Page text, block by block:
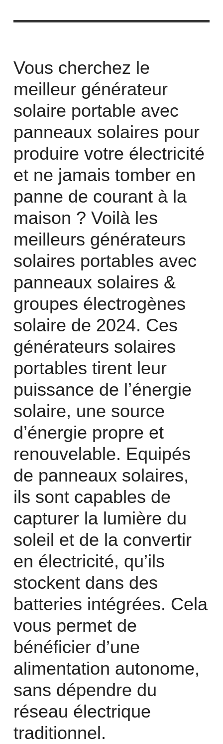
Vous cherchez le
meilleur générateur
solaire portable avec
panneaux solaires pour
produire votre électricité
et ne jamais tomber en
panne de courant à la
maison ? Voilà les
meilleurs générateurs
solaires portables avec
panneaux solaires &
groupes électrogènes
solaire de 2024. Ces
générateurs solaires
portables tirent leur
puissance de l’énergie
solaire, une source
d’énergie propre et
renouvelable. Equipés
de panneaux solaires,
ils sont capables de
capturer la lumière du
soleil et de la convertir
en électricité, qu’ils
stockent dans des
batteries intégrées. Cela
vous permet de
bénéficier d’une
alimentation autonome,
sans dépendre du
réseau électrique
traditionnel.